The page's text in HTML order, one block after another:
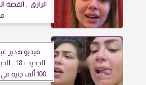
الرازق .. القصة
فيديو هدير
100 ألف جنيه في انتظارها 5 نوفمبر